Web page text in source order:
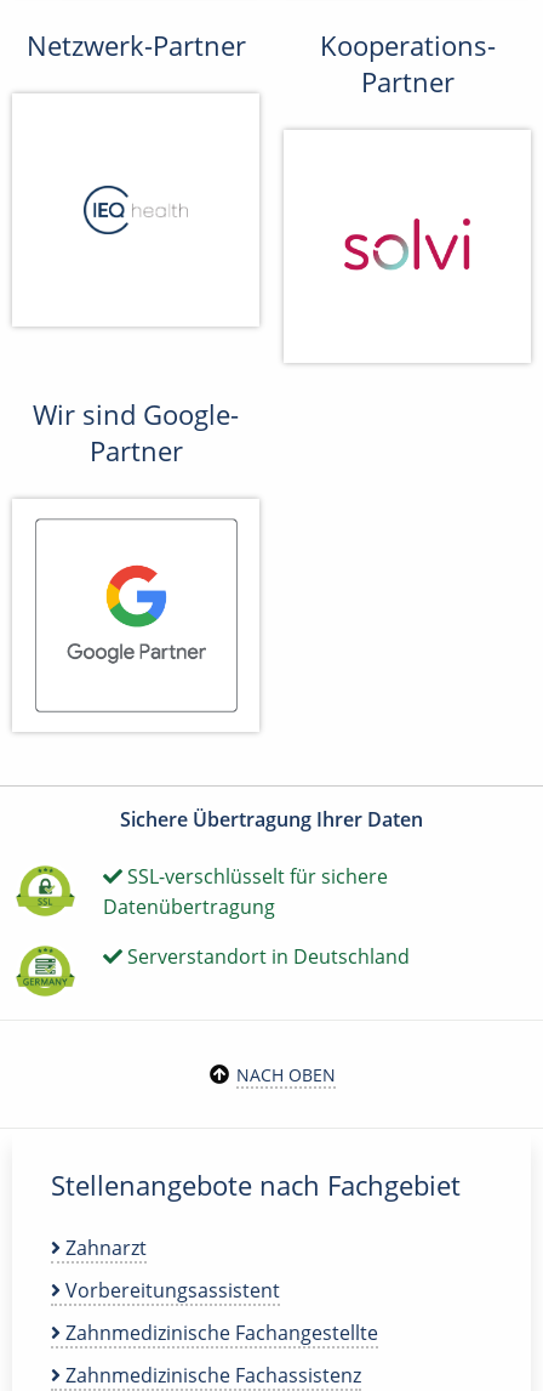
Netzwerk-Partner
Kooperations-
Partner
Wir sind Google-
Partner
Sichere Übertragung Ihrer Daten
SSL-verschlüsselt für sichere
Datenübertragung
Serverstandort in Deutschland
NACH OBEN
Stellenangebote nach Fachgebiet
Zahnarzt
Vorbereitungsassistent
Zahnmedizinische Fachangestellte
Zahnmedizinische Fachassistenz